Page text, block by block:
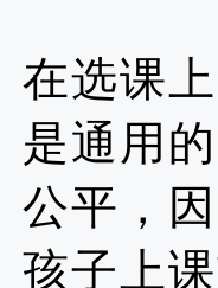
在选课
是通用
公平，
孩子上